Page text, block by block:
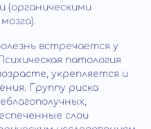
(органическими
встречается у
патология
укрепляется и
Группу риска
слои